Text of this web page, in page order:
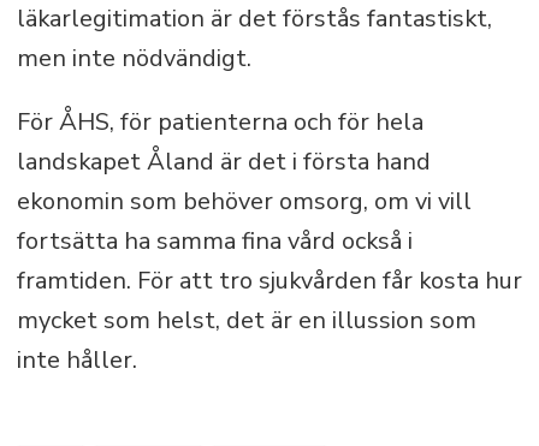
läkarlegitimation är det förstås fantastiskt,
men inte nödvändigt.
För ÅHS, för patienterna och för hela
landskapet Åland är det i första hand
ekonomin som behöver omsorg, om vi vill
fortsätta ha samma fina vård också i
framtiden. För att tro sjukvården får kosta hur
mycket som helst, det är en illussion som
inte håller.